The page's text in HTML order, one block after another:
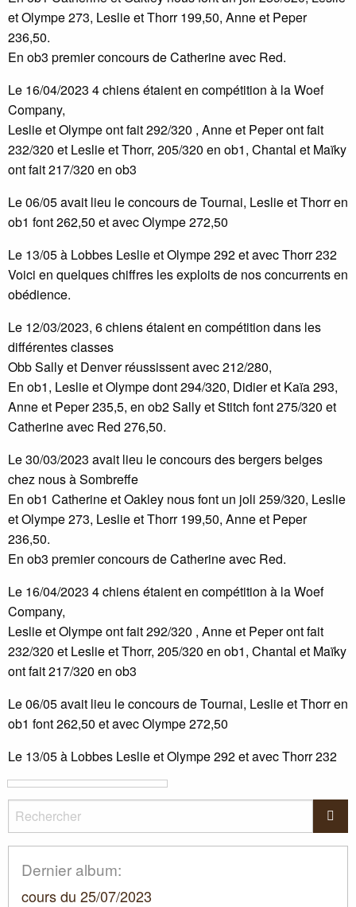
et Olympe 273, Leslie et Thorr 199,50, Anne et Peper
236,50.
En ob3 premier concours de Catherine avec Red.
Le 16/04/2023 4 chiens étaient en compétition à la Woef
Company,
Leslie et Olympe ont fait 292/320 , Anne et Peper ont fait
232/320 et Leslie et Thorr, 205/320 en ob1, Chantal et Maïky
ont fait 217/320 en ob3
Le 06/05 avait lieu le concours de Tournai, Leslie et Thorr en
ob1 font 262,50 et avec Olympe 272,50
Le 13/05 à Lobbes Leslie et Olympe 292 et avec Thorr 232
Voici en quelques chiffres les exploits de nos concurrents en
obédience.
Le 12/03/2023, 6 chiens étaient en compétition dans les
différentes classes
Obb Sally et Denver réussissent avec 212/280,
En ob1, Leslie et Olympe dont 294/320, Didier et Kaïa 293,
Anne et Peper 235,5, en ob2 Sally et Stitch font 275/320 et
Catherine avec Red 276,50.
Le 30/03/2023 avait lieu le concours des bergers belges
chez nous à Sombreffe
En ob1 Catherine et Oakley nous font un joli 259/320, Leslie
et Olympe 273, Leslie et Thorr 199,50, Anne et Peper
236,50.
En ob3 premier concours de Catherine avec Red.
Le 16/04/2023 4 chiens étaient en compétition à la Woef
Company,
Leslie et Olympe ont fait 292/320 , Anne et Peper ont fait
232/320 et Leslie et Thorr, 205/320 en ob1, Chantal et Maïky
ont fait 217/320 en ob3
Le 06/05 avait lieu le concours de Tournai, Leslie et Thorr en
ob1 font 262,50 et avec Olympe 272,50
Le 13/05 à Lobbes Leslie et Olympe 292 et avec Thorr 232
Rechercher
Dernier album:
cours du 25/07/2023